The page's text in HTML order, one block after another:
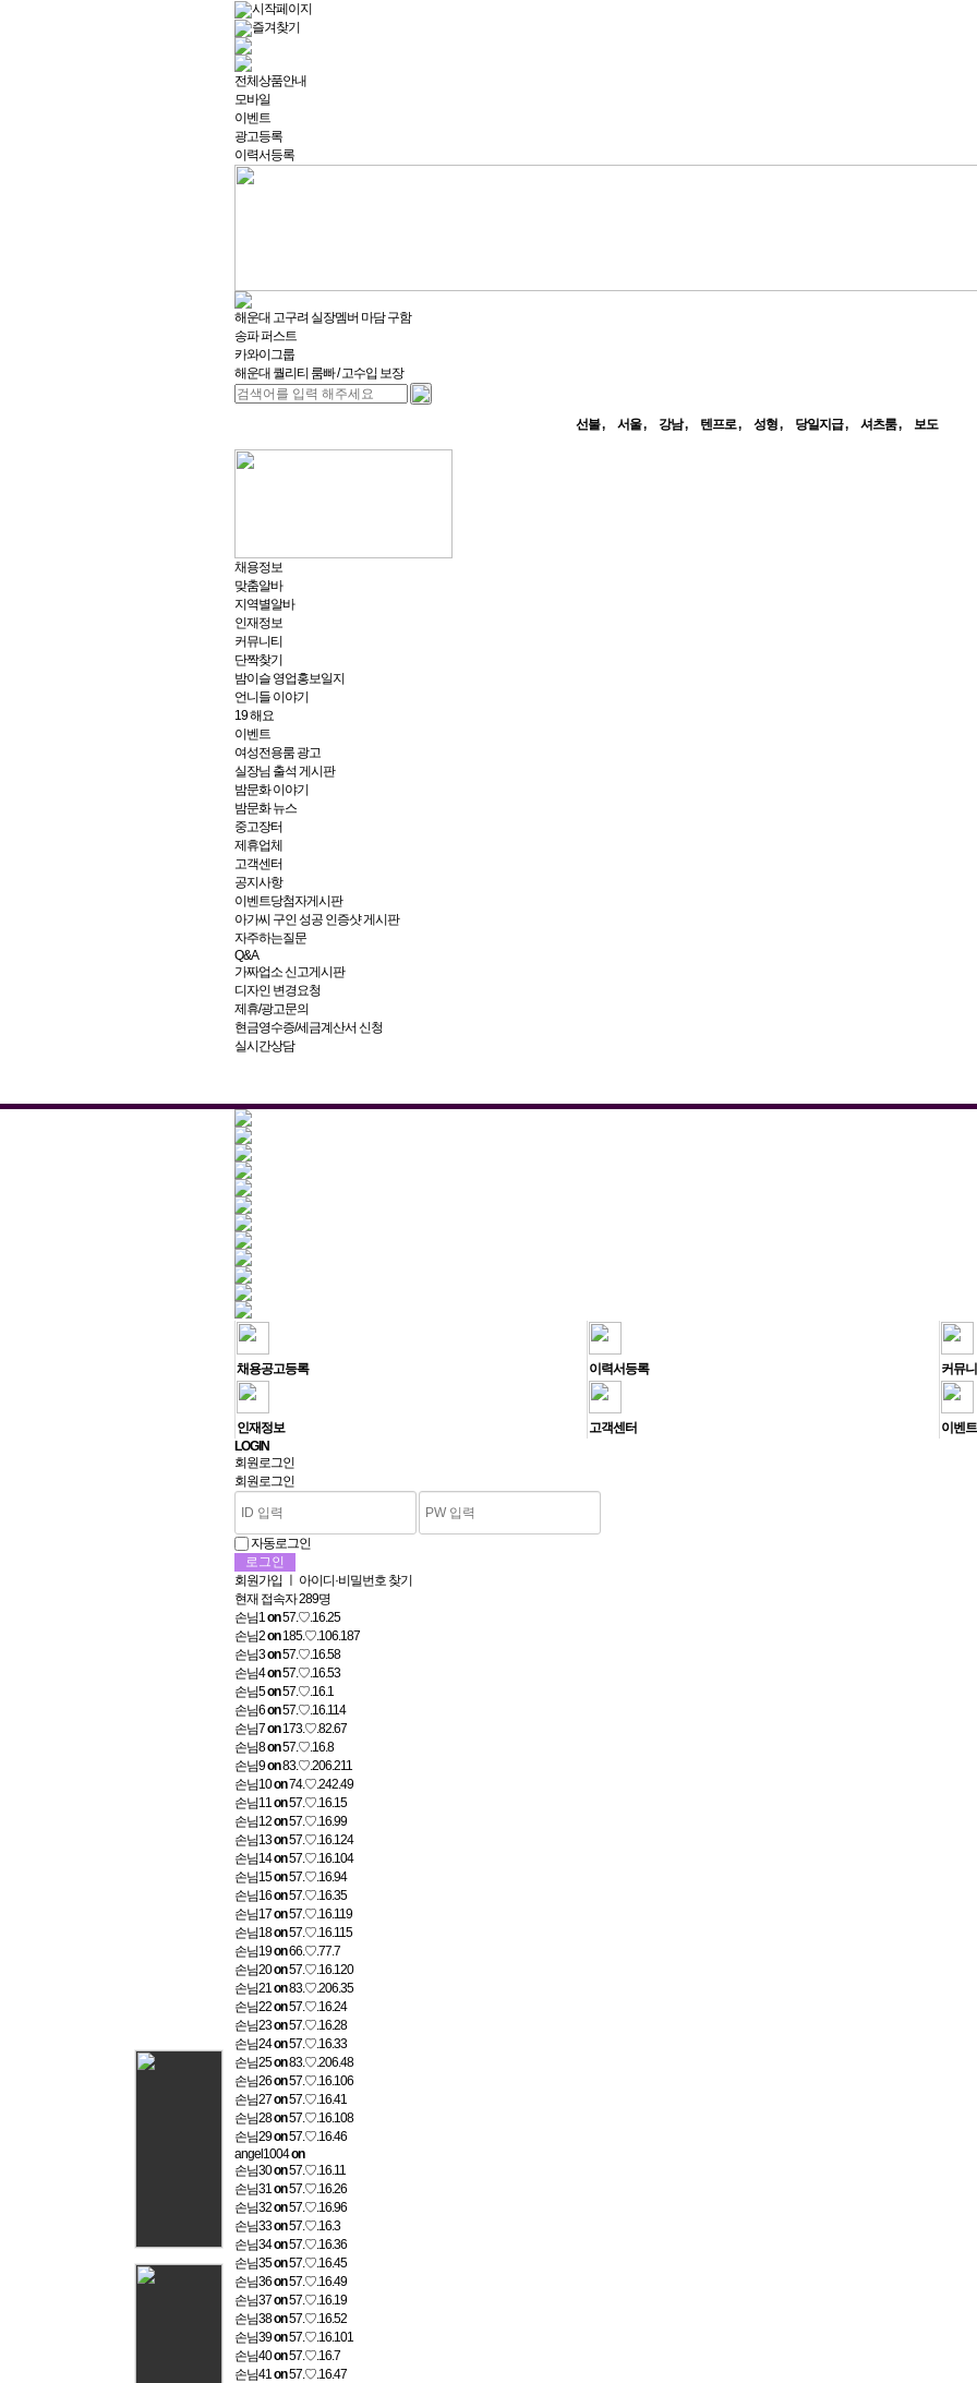
시작페이지
즐겨찾기
전체상품안내
모바일
이벤트
광고등록
이력서등록
해운대 고구려 실장멤버 마담 구함
송파 퍼스트
카와이그룹
해운대 퀄리티 룸빠 / 고수입 보장
선불 서울 강남 텐프로 성형 당일지급 셔츠룸 보도
채용정보
맞춤알바
지역별알바
인재정보
커뮤니티
단짝찾기
밤이슬 영업홍보일지
언니들 이야기
19 해요
이벤트
여성전용룸 광고
실장님 출석 게시판
밤문화 이야기
밤문화 뉴스
중고장터
제휴업체
고객센터
공지사항
이벤트당첨자게시판
아가씨 구인 성공 인증샷 게시판
자주하는질문
Q&A
가짜업소 신고게시판
디자인 변경요청
제휴/광고문의
현금영수증/세금계산서 신청
실시간상담
채용공고등록 이력서등록 커뮤
인재정보 고객센터
이벤트
LOGIN
회원로그인
회원로그인
자동로그인
회원가입
아이디·비밀번호 찾기
현재 접속자289명
손님1on57.♡.16.25
손님2on 185.♡.106.187
손님3on57.♡.16.58
손님4on57.♡.16.53
손님5on57.♡.16.1
손님6on57.♡.16.114
손님7on 173.♡.82.67
손님8on57.♡.16.8
손님9on83.♡.206.211
손님10on74.♡.242.49
손님11on57.♡.16.15
손님12on57.♡.16.99
손님13on57.♡.16.124
손님14on57.♡.16.104
손님15on57.♡.16.94
손님16on57.♡.16.35
손님17on57.♡.16.119
손님18on57.♡.16.115
손님19on66.♡.77.7
손님20on57.♡.16.120
손님21on83.♡.206.35
손님22on57.♡.16.24
손님23on57.♡.16.28
손님24on57.♡.16.33
손님25on83.♡.206.48
손님26on57.♡.16.106
손님27on57.♡.16.41
손님28on57.♡.16.108
손님29on57.♡.16.46
angel1004on
손님30on57.♡.16.11
손님31on57.♡.16.26
손님32on57.♡.16.96
손님33on57.♡.16.3
손님34on57.♡.16.36
손님35on57.♡.16.45
손님36on57.♡.16.49
손님37on57.♡.16.19
손님38on57.♡.16.52
손님39on57.♡.16.101
손님40on57.♡.16.7
손님41on57.♡.16.47